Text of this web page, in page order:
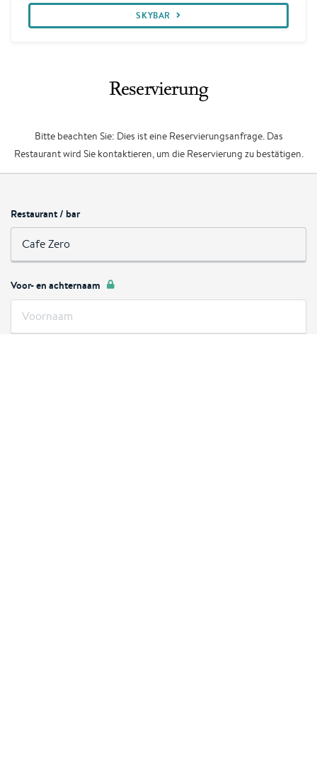
SKYBAR
Reservierung
Bitte beachten Sie: Dies ist eine Reservierungsanfrage. Das
Restaurant wird Sie kontaktieren, um die Reservierung zu bestätigen.
Restaurant / bar
Voor- en achternaam